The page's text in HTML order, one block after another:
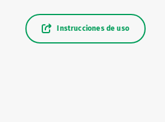
Instrucciones de uso